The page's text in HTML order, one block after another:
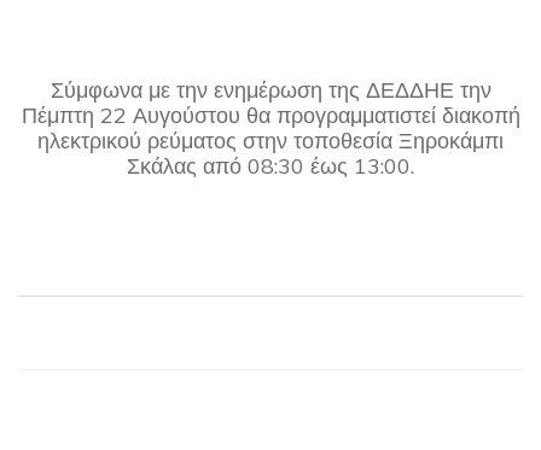
Σύμφωνα με την ενημέρωση της ΔΕΔΔΗΕ την
Πέμπτη 22 Αυγούστου θα προγραμματιστεί διακοπή
ηλεκτρικού ρεύματος στην τοποθεσία Ξηροκάμπι
Σκάλας από 08:30 έως 13:00.